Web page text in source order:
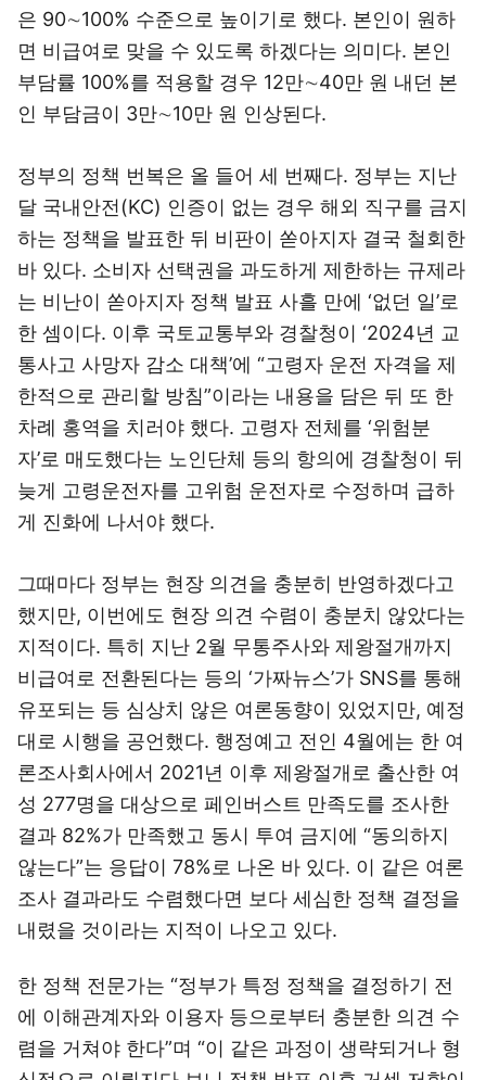
은 90∼100% 수준으로 높이기로 했다. 본인이 원하
면 비급여로 맞을 수 있도록 하겠다는 의미다. 본인
부담률 100%를 적용할 경우 12만∼40만 원 내던 본
인 부담금이 3만∼10만 원 인상된다.
정부의 정책 번복은 올 들어 세 번째다. 정부는 지난
달 국내안전(KC) 인증이 없는 경우 해외 직구를 금지
하는 정책을 발표한 뒤 비판이 쏟아지자 결국 철회한
바 있다. 소비자 선택권을 과도하게 제한하는 규제라
는 비난이 쏟아지자 정책 발표 사흘 만에 ‘없던 일’로
한 셈이다. 이후 국토교통부와 경찰청이 ‘2024년 교
통사고 사망자 감소 대책’에 “고령자 운전 자격을 제
한적으로 관리할 방침”이라는 내용을 담은 뒤 또 한
차례 홍역을 치러야 했다. 고령자 전체를 ‘위험분
자’로 매도했다는 노인단체 등의 항의에 경찰청이 뒤
늦게 고령운전자를 고위험 운전자로 수정하며 급하
게 진화에 나서야 했다.
그때마다 정부는 현장 의견을 충분히 반영하겠다고
했지만, 이번에도 현장 의견 수렴이 충분치 않았다는
지적이다. 특히 지난 2월 무통주사와 제왕절개까지
비급여로 전환된다는 등의 ‘가짜뉴스’가 SNS를 통해
유포되는 등 심상치 않은 여론동향이 있었지만, 예정
대로 시행을 공언했다. 행정예고 전인 4월에는 한 여
론조사회사에서 2021년 이후 제왕절개로 출산한 여
성 277명을 대상으로 페인버스트 만족도를 조사한
결과 82%가 만족했고 동시 투여 금지에 “동의하지
않는다”는 응답이 78%로 나온 바 있다. 이 같은 여론
조사 결과라도 수렴했다면 보다 세심한 정책 결정을
내렸을 것이라는 지적이 나오고 있다.
한 정책 전문가는 “정부가 특정 정책을 결정하기 전
에 이해관계자와 이용자 등으로부터 충분한 의견 수
렴을 거쳐야 한다”며 “이 같은 과정이 생략되거나 형